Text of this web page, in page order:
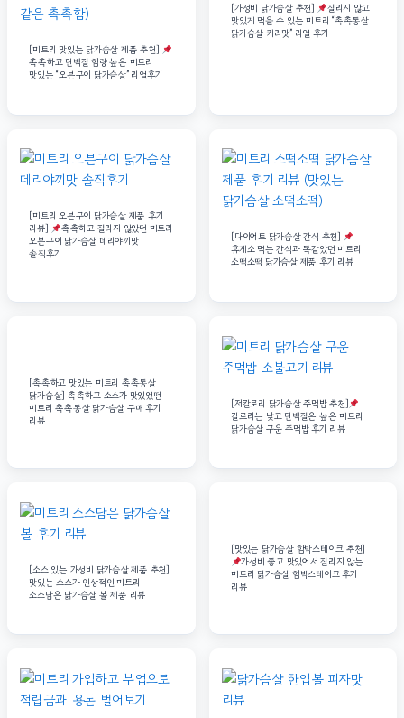
[미트리 맛있는 닭가슴살 제품 추천]
촉촉하고 단백질 함량 높은 미트리
맛있는 “오븐구이 닭가슴살” 리얼후기
[가성비 닭가슴살 추천]
질리지 않고
맛있게 먹을 수 있는 미트리 “촉촉통살
닭가슴살 커리맛” 리얼 후기
[미트리 오븐구이 닭가슴살 제품 후기
리뷰]
촉촉하고 질리지 않았던 미트리
오븐구이 닭가슴살 데리야끼맛
솔직후기
[다이어트 닭가슴살 간식 추천]
휴게소 먹는 간식과 똑같았던 미트리
소떡소떡 닭가슴살 제품 후기 리뷰
[촉촉하고 맛있는 미트리 촉촉통살
닭가슴살] 촉촉하고 소스가 맛있었떤
미트리 촉촉통살 닭가슴살 구매 후기
리뷰
[저칼로리 닭가슴살 주먹밥 추천]
칼로리는 낮고 단백질은 높은 미트리
닭가슴살 구운 주먹밥 후기 리뷰
[소스 있는 가성비 닭가슴살 제품 추천]
맛있는 소스가 인상적인 미트리
소스담은 닭가슴살 볼 제품 리뷰
[맛있는 닭가슴살 함박스테이크 추천]
가성비 좋고 맛있어서 질리지 않는
미트리 닭가슴살 함박스테이크 후기
리뷰